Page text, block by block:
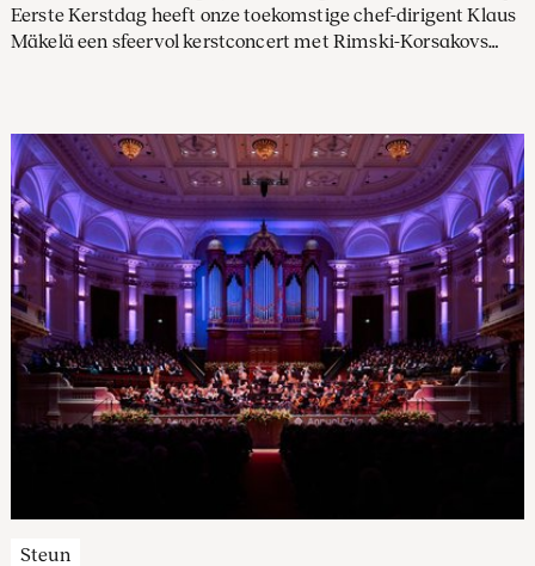
Eerste Kerstdag heeft onze toekomstige chef-dirigent Klaus
Mäkelä een sfeervol kerstconcert met Rimski-Korsakovs
Steun